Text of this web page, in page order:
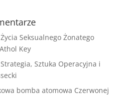
Seksualnego Żonatego
Key
Sztuka Operacyjna i
bomba atomowa Czerwonej